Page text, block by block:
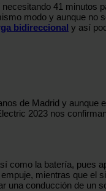
41 minutos
modo y aunque no
bidireccional y así
de Madrid y aunque
2023 nos
como la batería, pues
mientras que el
una conducción de un